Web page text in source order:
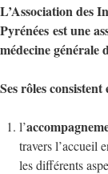
L’Association des
Pyrénées est une
médecine générale
Ses rôles consistent
l’
travers l’accueil
les différents